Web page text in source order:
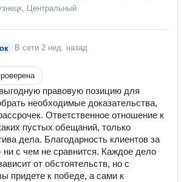
Центральный
В сети 2 нед. назад
правовую позицию для
необходимые доказательства,
Ответственное отношение к
пустых обещаний, только
дела. Благодарность клиентов за
с чем не сравнится. Каждое дело
от обстоятельств, но с
придете к победе, а сами к